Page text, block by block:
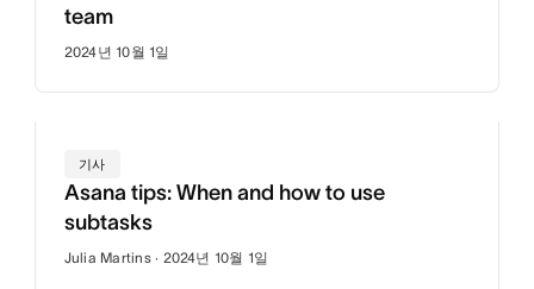
team
2024년 10월 1일
기사
Asana tips: When and how to use
subtasks
Julia Martins · 2024년 10월 1일